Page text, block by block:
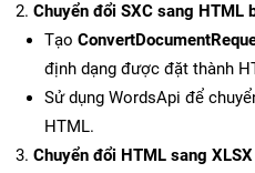
Chuyển đổi SXC sang HTML
Tạo
định dạng được đặt thành
Sử dụng WordsApi để
HTML.
Chuyển đổi HTML sang